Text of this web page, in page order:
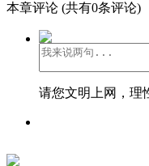
本章评论 (共有0条评论)
请您文明上网，理